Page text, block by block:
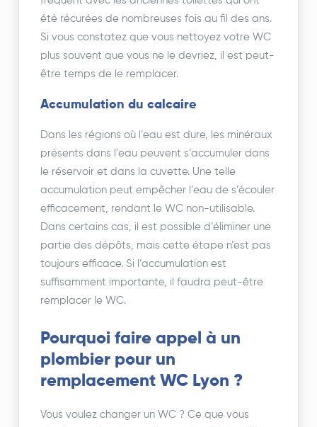
été récurées de nombreuses fois au fil des ans.
Si vous constatez que vous nettoyez votre WC
plus souvent que vous ne le devriez, il est peut-
être temps de le remplacer.
Accumulation du calcaire
Dans les régions où l’eau est dure, les minéraux
présents dans l’eau peuvent s’accumuler dans
le réservoir et dans la cuvette. Une telle
accumulation peut empêcher l’eau de s’écouler
efficacement, rendant le WC non-utilisable.
Dans certains cas, il est possible d’éliminer une
partie des dépôts, mais cette étape n’est pas
toujours efficace. Si l’accumulation est
suffisamment importante, il faudra peut-être
remplacer le WC.
Pourquoi faire appel à un
plombier pour un
remplacement WC Lyon ?
Vous voulez changer un WC ? Ce que vous